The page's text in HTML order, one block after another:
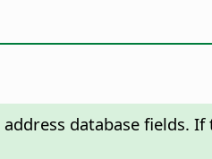
database fields. If